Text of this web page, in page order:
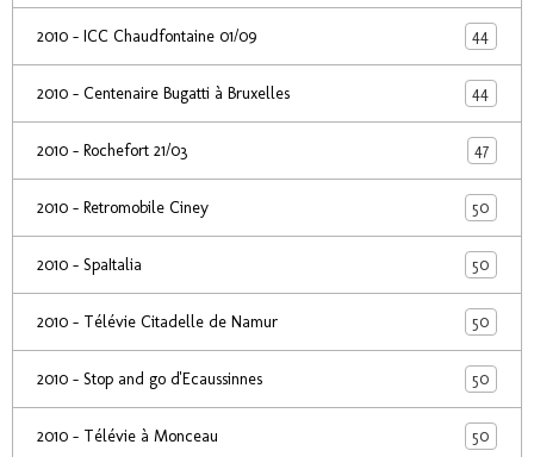
2010 - ICC Chaudfontaine 01/09 44
2010 - Centenaire Bugatti à Bruxelles 44
2010 - Rochefort 21/03 47
2010 - Retromobile Ciney 50
2010 - SpaItalia 50
2010 - Télévie Citadelle de Namur 50
2010 - Stop and go d'Ecaussinnes 50
2010 - Télévie à Monceau 50